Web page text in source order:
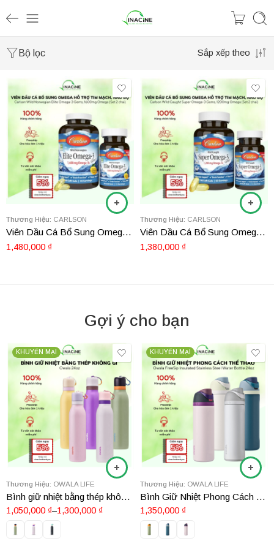
Bộ lọc Sắp xếp theo
Thương Hiệu: CARLSON
Viên Dầu Cá Bổ Sung Omega Hỗ Trợ Tim Mạch, Não Bộ Carlson Elite Omega-3 Gems (Set 2 chai)
1,480,000 ₫
Thương Hiệu: CARLSON
Viên Dầu Cá Bổ Sung Omega Hỗ Trợ Tim Mạch, Não Bộ Carlson Super Omega-3 Gems (Set 2 chai)
1,380,000 ₫
Gợi ý cho bạn
KHUYẾN MẠI
Thương Hiệu: OWALA LIFE
Bình giữ nhiệt bằng thép không gỉ Owala 24oz
1,050,000 ₫–1,300,000 ₫
KHUYẾN MẠI
Thương Hiệu: OWALA LIFE
Bình Giữ Nhiệt Phong Cách Thể Thao Owala FreeSip Insulated Stainless Steel Water Bottle 24oz
1,350,000 ₫